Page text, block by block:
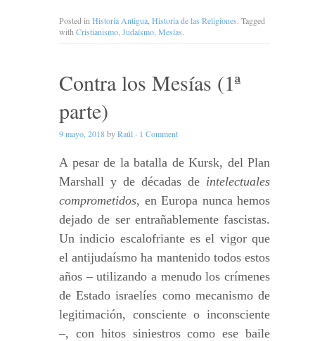
Posted in Historia Antigua Historia de las Religiones. Tagged
with Cristianismo Judaísmo Mesías.
Contra los Mesías (1ª
parte)
9 mayo, 2018byRaúl · 1 Comment
A pesar de la batalla de Kursk, del Plan
Marshall y de décadas de intelectuales
comprometidos, en Europa nunca hemos
dejado de ser entrañablemente fascistas.
Un indicio escalofriante es el vigor que
el antijudaísmo ha mantenido todos estos
años – utilizando a menudo los crímenes
de Estado israelíes como mecanismo de
legitimación, consciente o inconsciente
–, con hitos siniestros como ese baile